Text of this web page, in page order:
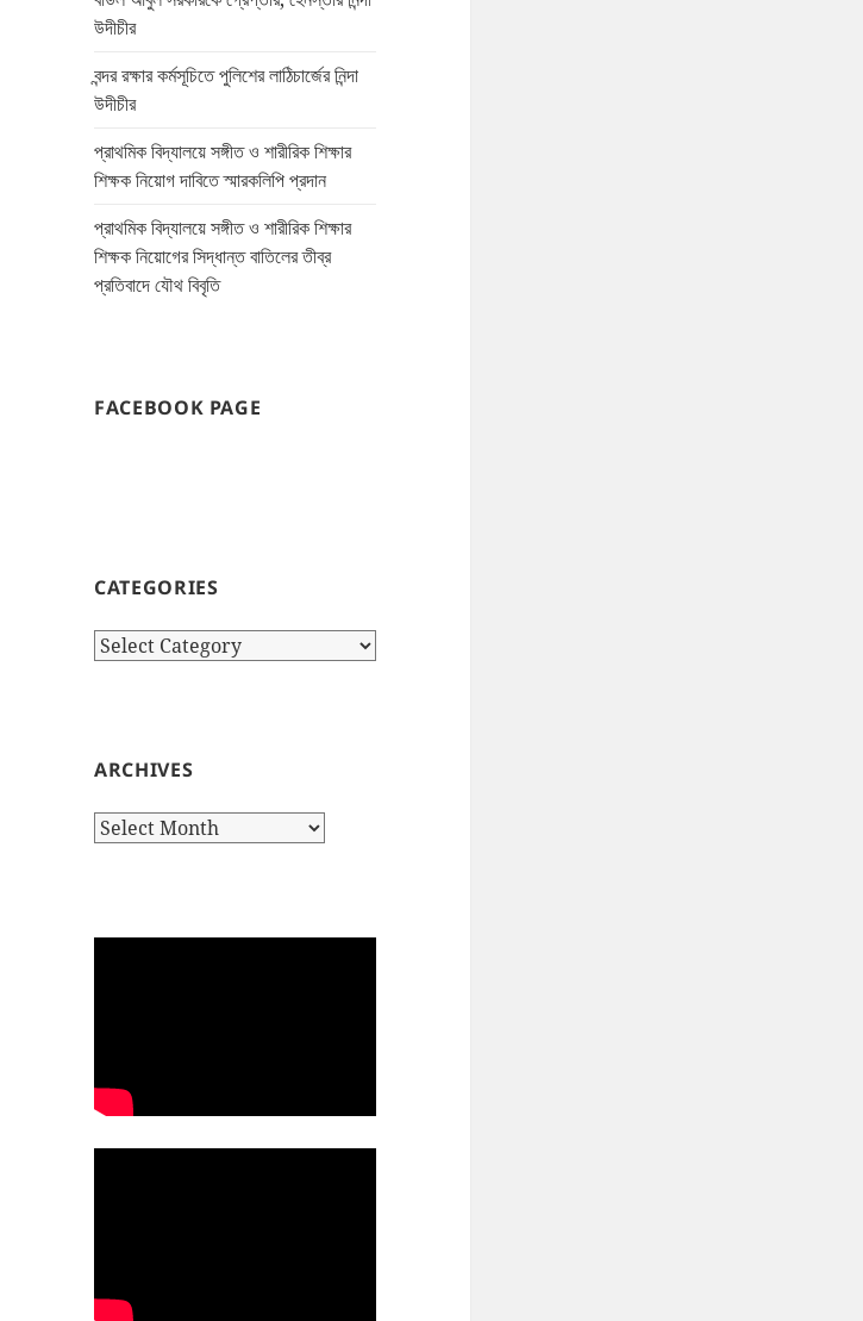
উদীচীর
বন্দর রক্ষার কর্মসূচিতে পুলিশের লাঠিচার্জের নিন্দা
উদীচীর
প্রাথমিক বিদ্যালয়ে সঙ্গীত ও শারীরিক শিক্ষার
শিক্ষক নিয়োগ দাবিতে স্মারকলিপি প্রদান
প্রাথমিক বিদ্যালয়ে সঙ্গীত ও শারীরিক শিক্ষার
শিক্ষক নিয়োগের সিদ্ধান্ত বাতিলের তীব্র
প্রতিবাদে যৌথ বিবৃতি
FACEBOOK PAGE
CATEGORIES
Categories
ARCHIVES
Archives